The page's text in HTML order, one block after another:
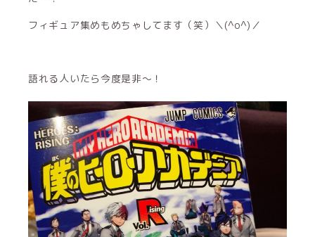
フィギュア集めもめちゃしてます（笑）＼(^o^)／
語れる人いたら今度是非〜！